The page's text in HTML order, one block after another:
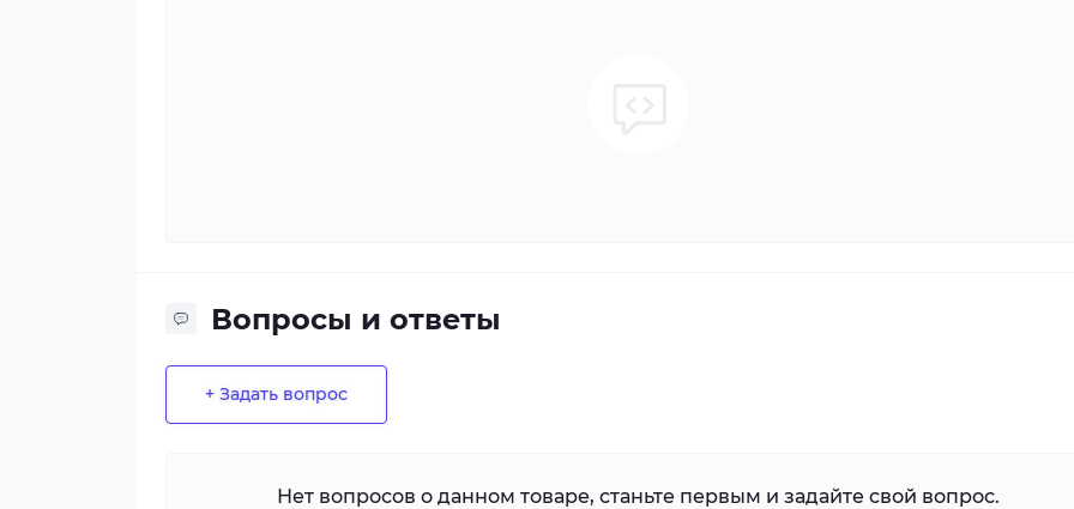
Вопросы и ответы
+ Задать вопрос
Нет вопросов о данном товаре, станьте первым и задайте свой вопрос.